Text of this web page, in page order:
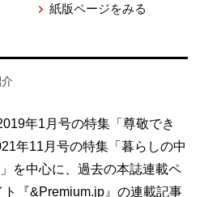
紙版ページをみる
年1月号の特集「尊敬でき
年11月号の特集「暮らしの中
を中心に、過去の本誌連載ペ
『&Premium.jp』の連載記事